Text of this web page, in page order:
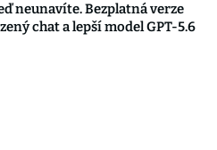
neunavíte. Bezplatná verze
chat a lepší model GPT-5.6